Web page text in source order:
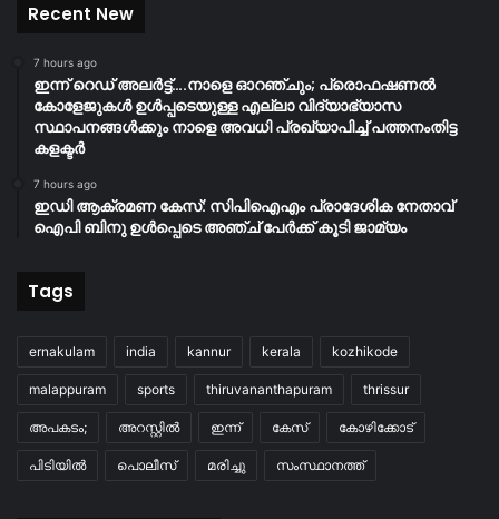
Recent New
7 hours ago
ഇന്ന് റെഡ് അലർട്ട്….നാളെ ഓറഞ്ചും; പ്രൊഫഷണൽ
കോളേജുകൾ ഉൾപ്പടെയുള്ള എല്ലാ വിദ്യാഭ്യാസ
സ്ഥാപനങ്ങൾക്കും നാളെ അവധി പ്രഖ്യാപിച്ച് പത്തനംതിട്ട
കളക്ടർ
7 hours ago
ഇഡി ആക്രമണ കേസ്: സിപിഐഎം പ്രാദേശിക നേതാവ്
ഐപി ബിനു ഉൾപ്പെടെ അഞ്ച് പേർക്ക് കൂടി ജാമ്യം
Tags
ernakulam india kannur kerala kozhikode
malappuram sports thiruvananthapuram thrissur
അപകടം; അറസ്റ്റിൽ ഇന്ന് കേസ് കോഴിക്കോട്
പിടിയിൽ പൊലീസ് മരിച്ചു സംസ്ഥാനത്ത്